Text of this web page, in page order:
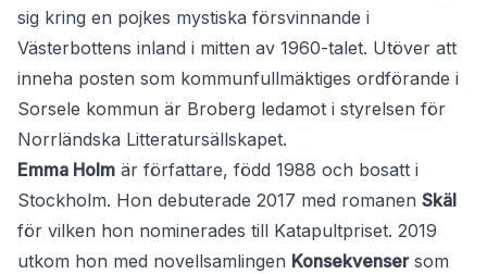
sig kring en pojkes mystiska försvinnande i
Västerbottens inland i mitten av 1960-talet. Utöver att
inneha posten som kommunfullmäktiges ordförande i
Sorsele kommun är Broberg ledamot i styrelsen för
Norrländska Litteratursällskapet.
Emma Holm är författare, född 1988 och bosatt i
Stockholm. Hon debuterade 2017 med romanen Skäl
för vilken hon nominerades till Katapultpriset. 2019
utkom hon med novellsamlingen Konsekvensersom